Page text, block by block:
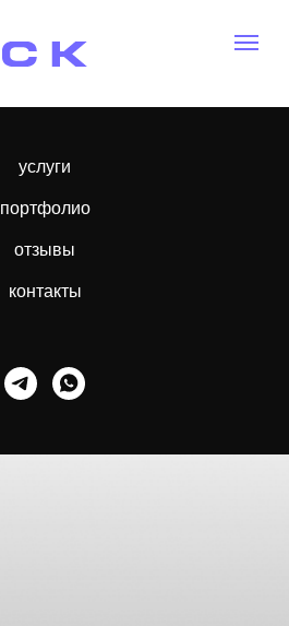
услуги
портфолио
отзывы
контакты